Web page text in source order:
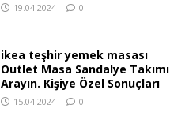
19.04.2024 0
ikea teşhir yemek masası
Outlet Masa Sandalye Takımı
Arayın. Kişiye Özel Sonuçları
15.04.2024 0